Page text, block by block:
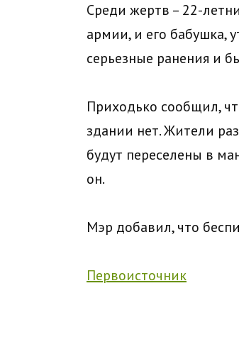
Среди жертв – 22-
армии, и его бабушка,
серьезные ранения и
Приходько сообщил,
здании нет. Жители
будут переселены в
он.
Мэр добавил, что
Первоисточник